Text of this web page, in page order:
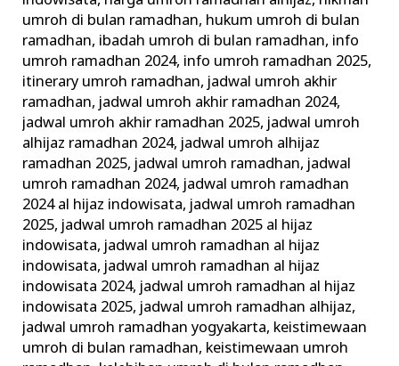
umroh di bulan ramadhan, hukum umroh di bulan
ramadhan, ibadah umroh di bulan ramadhan, info
umroh ramadhan 2024, info umroh ramadhan 2025,
itinerary umroh ramadhan, jadwal umroh akhir
ramadhan, jadwal umroh akhir ramadhan 2024,
jadwal umroh akhir ramadhan 2025, jadwal umroh
alhijaz ramadhan 2024, jadwal umroh alhijaz
ramadhan 2025, jadwal umroh ramadhan, jadwal
umroh ramadhan 2024, jadwal umroh ramadhan
2024 al hijaz indowisata, jadwal umroh ramadhan
2025, jadwal umroh ramadhan 2025 al hijaz
indowisata, jadwal umroh ramadhan al hijaz
indowisata, jadwal umroh ramadhan al hijaz
indowisata 2024, jadwal umroh ramadhan al hijaz
indowisata 2025, jadwal umroh ramadhan alhijaz,
jadwal umroh ramadhan yogyakarta, keistimewaan
umroh di bulan ramadhan, keistimewaan umroh